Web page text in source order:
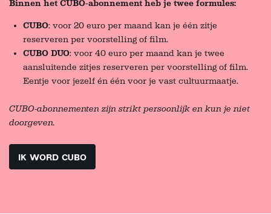
Binnen het CUBO-abonnement heb je twee formules:
CUBO: voor 20 euro per maand kan je één zitje
reserveren per voorstelling of film.
CUBO DUO: voor 40 euro per maand kan je twee
aansluitende zitjes reserveren per voorstelling of film.
Eentje voor jezelf én één voor je vast cultuurmaatje.
CUBO-abonnementen zijn strikt persoonlijk en kun je niet
doorgeven.
IK WORD CUBO